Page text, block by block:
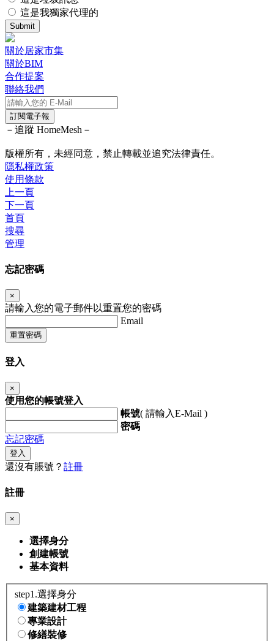
這是我獨家代理的
Submit
關於居家市集
關於BIM
合作提案
聯絡我們
訂閱電子報
－追蹤 HomeMesh－
版權所有，未經同意，禁止轉載並追究法律責任。
隱私權政策
使用條款
上一頁
下一頁
首頁
搜尋
管理
忘記密碼
×
請輸入您的電子郵件以重置您的密碼
Email
重置密碼
登入
×
使用您的帳號登入
帳號( 請輸入E-Mail )
密碼
忘記密碼
登入
還沒有賬號？ 註冊
註冊
×
選擇身分
創建帳號
基本資料
step1.選擇身分
建築建材工程
專業設計
修繕裝修